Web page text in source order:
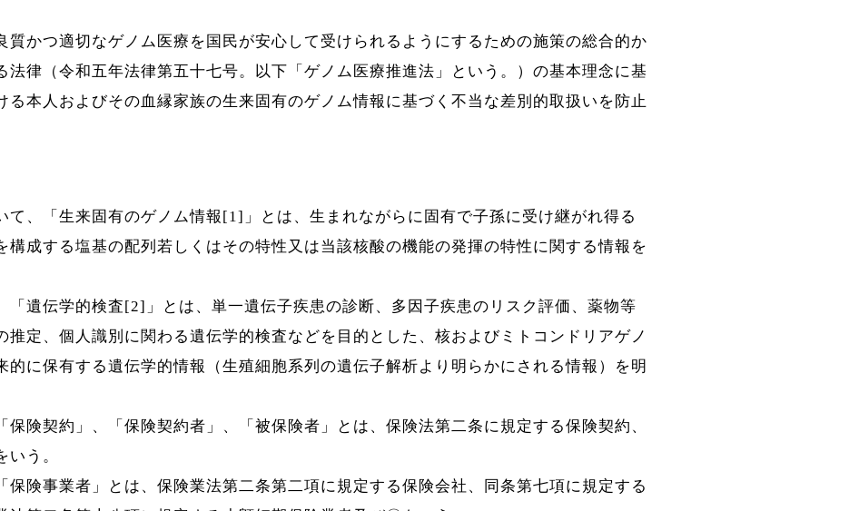
質かつ適切なゲノム医療を国民が安心して受けられるようにするための施策の総合的か
法律（令和五年法律第五十七号。以下「ゲノム医療推進法」という。）の基本理念に基
る本人およびその血縁家族の生来固有のゲノム情報に基づく不当な差別的取扱いを防止
て、「生来固有のゲノム情報[1]」とは、生まれながらに固有で子孫に受け継がれ得る
構成する塩基の配列若しくはその特性又は当該核酸の機能の発揮の特性に関する情報を
遺伝学的検査[2]」とは、単一遺伝子疾患の診断、多因子疾患のリスク評価、薬物等
推定、個人識別に関わる遺伝学的検査などを目的とした、核およびミトコンドリアゲノ
的に保有する遺伝学的情報（生殖細胞系列の遺伝子解析より明らかにされる情報）を明
険契約」、「保険契約者」、「被保険者」とは、保険法第二条に規定する保険契約、
う。
険事業者」とは、保険業法第二条第二項に規定する保険会社、同条第七項に規定する